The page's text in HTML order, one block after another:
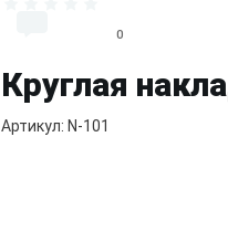
                              0
Круглая
Артикул: N-101